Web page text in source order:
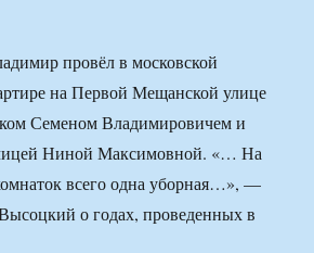
провёл в московской
на Первой Мещанской улице
Семеном Владимировичем и
Ниной Максимовной. «… На
всего одна уборная…», —
о годах, проведенных в